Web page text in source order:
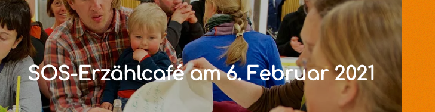
SOS-Erzählcafé am 6. Februar 2021